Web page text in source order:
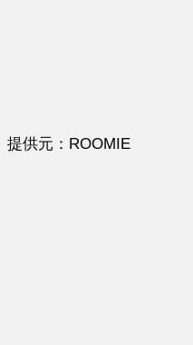
提供元：ROOMIE